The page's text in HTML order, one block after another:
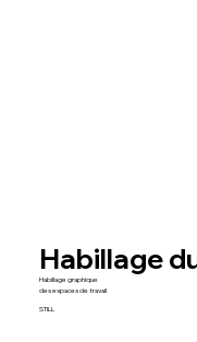
Habillage
Habillage graphique
des espaces de travail
STILL